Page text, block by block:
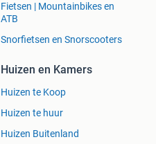
Fietsen | Mountainbikes en
ATB
Snorfietsen en Snorscooters
Huizen en Kamers
Huizen te Koop
Huizen te huur
Huizen Buitenland